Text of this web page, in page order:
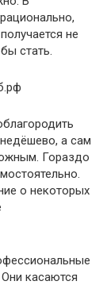
не
стать.
а сам
Гораздо
о некоторых
касаются